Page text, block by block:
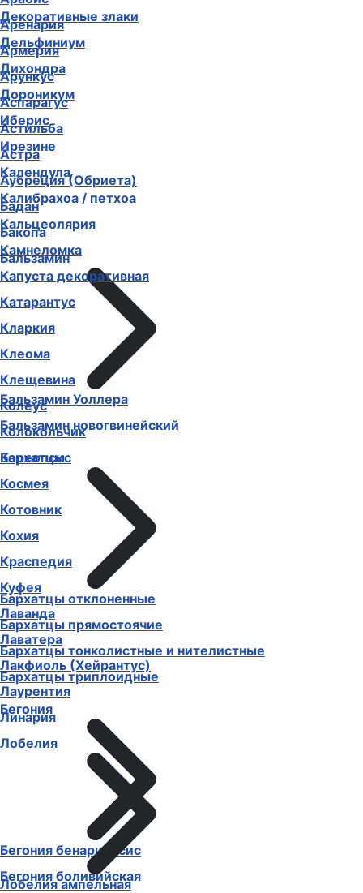
Аренария
Армерия
Арункус
Аспарагус
Астильба
Астра
Аубреция (Обриета)
Бадан
Бакопа
Бальзамин
Бальзамин Уоллера
Бальзамин новогвинейский
Бархатцы
Бархатцы отклоненные
Бархатцы прямостоячие
Бархатцы тонколистные и нителистные
Бархатцы триплоидные
Бегония
Бегония бенариенсис
Бегония боливийская
Декоративные злаки
Дельфиниум
Дихондра
Дороникум
Иберис
Ирезине
Календула
Калибрахоа / петхоа
Кальцеолярия
Камнеломка
Капуста декоративная
Катарантус
Кларкия
Клеома
Клещевина
Колеус
Колокольчик
Кореопсис
Космея
Котовник
Кохия
Краспедия
Куфея
Лаванда
Лаватера
Лакфиоль (Хейрантус)
Лаурентия
Линария
Лобелия
Лобелия ампельная